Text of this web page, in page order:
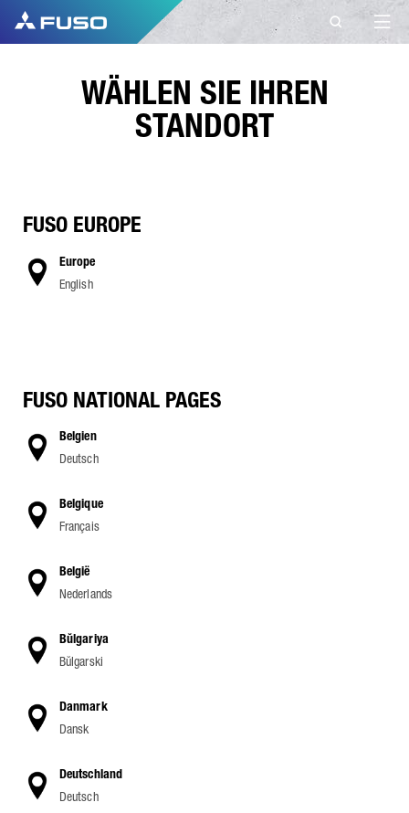
WÄHLEN SIE IHREN
STANDORT
FUSO EUROPE
Europe
English
FUSO NATIONAL PAGES
Belgien
Deutsch
Belgique
Français
België
Nederlands
Bŭlgariya
Bŭlgarski
Danmark
Dansk
Deutschland
Deutsch